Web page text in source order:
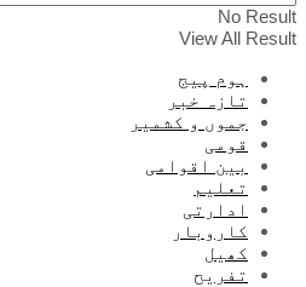
No Result
View All Result
ہوم پیج
تازہ خبر
جموں و کشمیر
قومی
بین اقوامی
تعلیم
ادارتی
کاروبار
کھیل
تفریح